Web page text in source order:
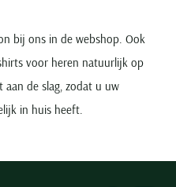
bij ons in de webshop. Ook
voor heren natuurlijk op
aan de slag, zodat u uw
in huis heeft.